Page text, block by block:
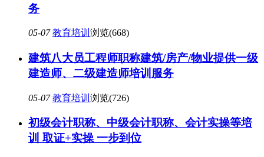
务
05-07 教育培训 浏览(668)
建筑八大员工程师职称建筑/房产/物业提供一级
建造师、二级建造师培训服务
05-07 教育培训 浏览(726)
初级会计职称、中级会计职称、会计实操等培
训 取证+实操 一步到位